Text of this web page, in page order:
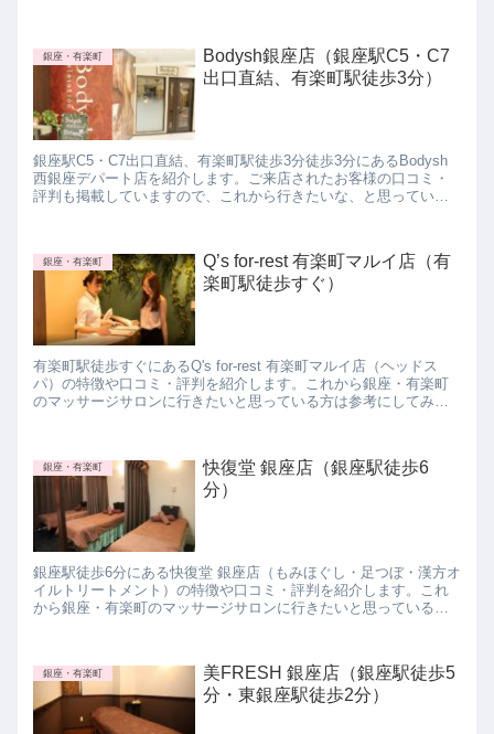
銀座・有楽町
Bodysh銀座店（銀座駅C5・C7
出口直結、有楽町駅徒歩3分）
銀座駅C5・C7出口直結、有楽町駅徒歩3分徒歩3分にあるBodysh
西銀座デパート店を紹介します。ご来店されたお客様の口コミ・
評判も掲載していますので、これから行きたいな、と思っている
銀座・有楽町
Q’s for-rest 有楽町マルイ店（有
楽町駅徒歩すぐ）
有楽町駅徒歩すぐにあるQ's for-rest 有楽町マルイ店（ヘッドス
パ）の特徴や口コミ・評判を紹介します。これから銀座・有楽町
のマッサージサロンに行きたいと思っている方は参考にしてみて
銀座・有楽町
快復堂 銀座店（銀座駅徒歩6
分）
銀座駅徒歩6分にある快復堂 銀座店（もみほぐし・足つぼ・漢方オ
イルトリートメント）の特徴や口コミ・評判を紹介します。これ
から銀座・有楽町のマッサージサロンに行きたいと思っている方
銀座・有楽町
美FRESH 銀座店（銀座駅徒歩5
分・東銀座駅徒歩2分）